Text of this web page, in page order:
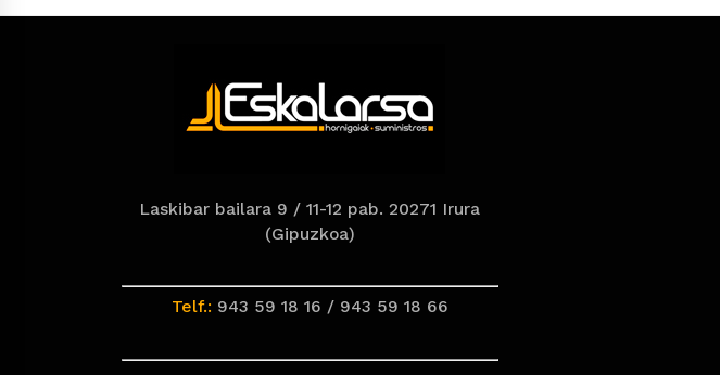
Laskibar bailara 9 / 11-12 pab. 20271 Irura
(Gipuzkoa)
Telf.: 943 59 18 16 / 943 59 18 66